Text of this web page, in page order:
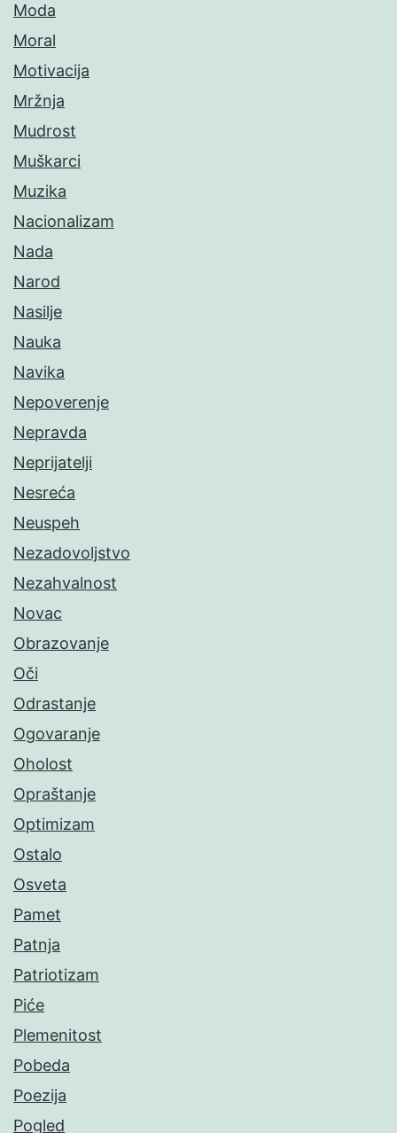
Moda
Moral
Motivacija
Mržnja
Mudrost
Muškarci
Muzika
Nacionalizam
Nada
Narod
Nasilje
Nauka
Navika
Nepoverenje
Nepravda
Neprijatelji
Nesreća
Neuspeh
Nezadovoljstvo
Nezahvalnost
Novac
Obrazovanje
Oči
Odrastanje
Ogovaranje
Oholost
Opraštanje
Optimizam
Ostalo
Osveta
Pamet
Patnja
Patriotizam
Piće
Plemenitost
Pobeda
Poezija
Pogled